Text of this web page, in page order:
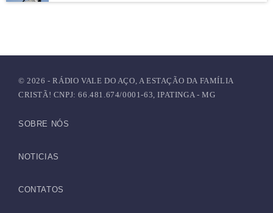
© 2026 - RÁDIO VALE DO AÇO, A ESTAÇÃO DA FAMÍLIA
CRISTÃ! CNPJ: 66.481.674/0001-63, IPATINGA - MG
SOBRE NÓS
NOTICIAS
CONTATOS